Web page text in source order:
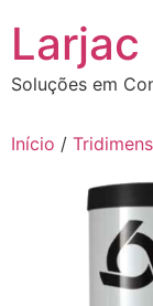
conteúdo
Larjac
Soluções em
Início /